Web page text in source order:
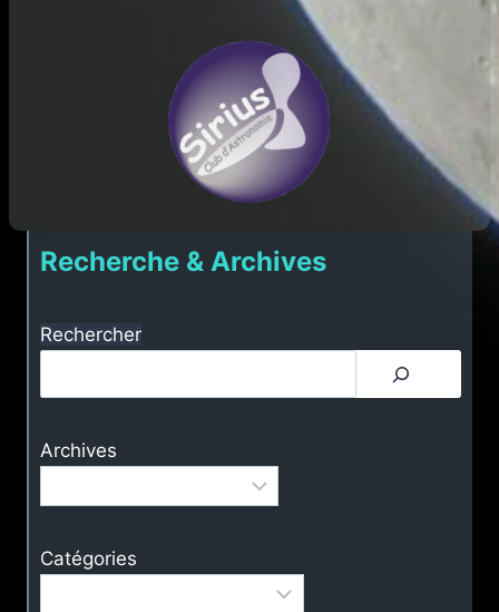
Recherche & Archives
Rechercher
Archives
Catégories